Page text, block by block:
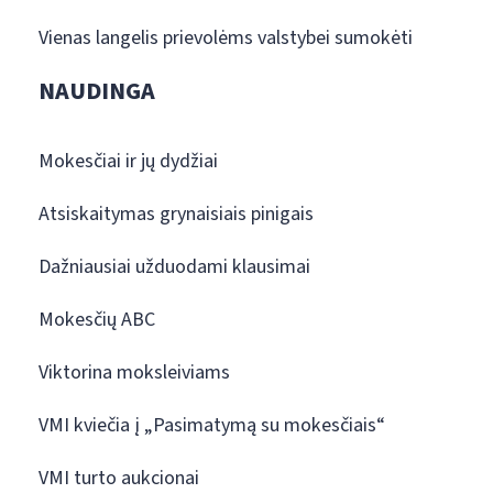
Vienas langelis prievolėms valstybei sumokėti
NAUDINGA
Mokesčiai ir jų dydžiai
Atsiskaitymas grynaisiais pinigais
Dažniausiai užduodami klausimai
Mokesčių ABC
Viktorina moksleiviams
VMI kviečia į „Pasimatymą su mokesčiais“
VMI turto aukcionai